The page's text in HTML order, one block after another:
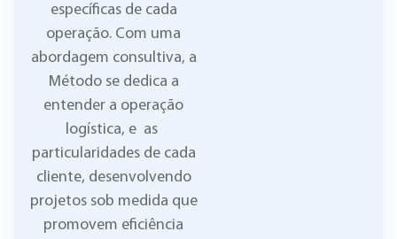
específicas de cada
operação. Com uma
abordagem consultiva, a
Método se dedica a
entender a operação
logística, e as
particularidades de cada
cliente, desenvolvendo
projetos sob medida que
promovem eficiência